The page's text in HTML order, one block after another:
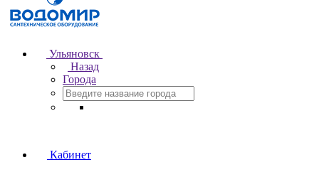
Ульяновск
Назад
Города
Кабинет